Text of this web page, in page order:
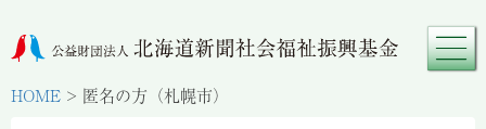
HOME > 匿名の方（札幌市）